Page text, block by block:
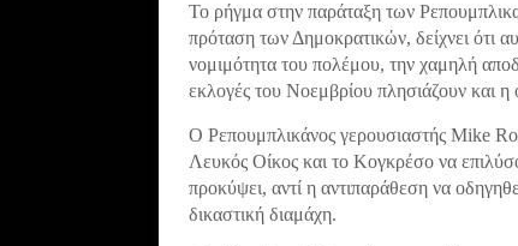
Το ρήγμα στην παράταξη των
πρόταση των Δημοκρατικών, δείχνει ότι
νομιμότητα του πολέμου, την χαμηλή
εκλογές του Νοεμβρίου πλησιάζουν και η
Ο Ρεπουμπλικάνος γερουσιαστής Mike
Λευκός Οίκος και το Κογκρέσο να
προκύψει, αντί η αντιπαράθεση να
δικαστική διαμάχη.